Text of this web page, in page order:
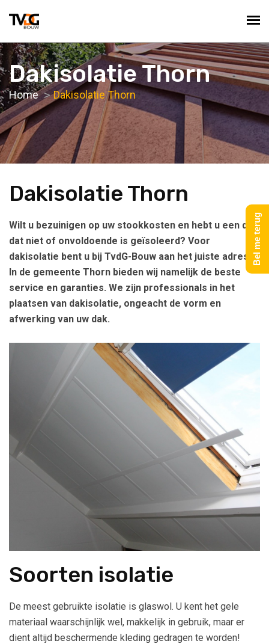
Dakisolatie Thorn
Home Dakisolatie Thorn
Dakisolatie Thorn
Wilt u bezuinigen op uw stookkosten en hebt u een dak
dat niet of onvoldoende is geïsoleerd? Voor
dakisolatie bent u bij TvdG-Bouw aan het juiste adres!
In de gemeente Thorn bieden wij namelijk de beste
service en garanties. We zijn professionals in het
plaatsen van dakisolatie, ongeacht de vorm en
afwerking van uw dak.
Soorten isolatie
De meest gebruikte isolatie is glaswol. U kent het gele
materiaal waarschijnlijk wel, makkelijk in gebruik, maar er
dient altijd beschermende kleding gedragen te worden!
Bel me terug